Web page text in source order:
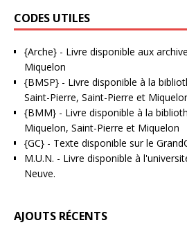
CODES UTILES
{Arche} - Livre disponible aux
Miquelon
{BMSP} - Livre disponible à la
Saint-Pierre, Saint-Pierre et
{BMM} - Livre disponible à la
Miquelon, Saint-Pierre et Miquelon
{GC} - Texte disponible sur le
M.U.N. - Livre disponible à
Neuve.
AJOUTS RÉCENTS